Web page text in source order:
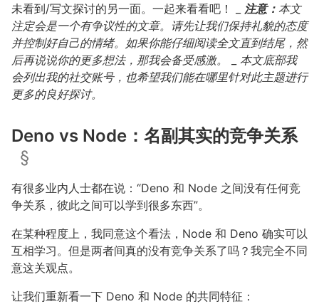
未看到/写文探讨的另一面。一起来看看吧！ _ 注意： 本文
注定会是一个有争议性的文章。请先让我们保持礼貌的态度
并控制好自己的情绪。如果你能仔细阅读全文直到结尾，然
后再说说你的更多想法，那我会备受感激。
本文底部我
会列出我的社交账号，也希望我们能在哪里针对此主题进行
更多的良好探讨。
Deno vs Node：名副其实的竞争关系
§
有很多业内人士都在说：“Deno 和 Node 之间没有任何竞
争关系，彼此之间可以学到很多东西”。
在某种程度上，我同意这个看法，Node 和 Deno 确实可以
互相学习。但是两者间真的没有竞争关系了吗？我完全不同
意这关观点。
让我们重新看一下 Deno 和 Node 的共同特征：